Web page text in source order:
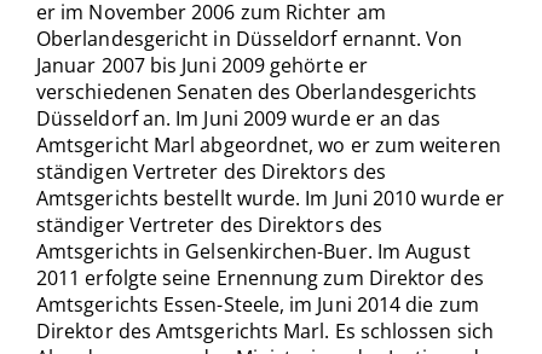
er im November 2006 zum Richter am
Oberlandesgericht in Düsseldorf ernannt. Von
Januar 2007 bis Juni 2009 gehörte er
verschiedenen Senaten des Oberlandesgerichts
Düsseldorf an. Im Juni 2009 wurde er an das
Amtsgericht Marl abgeordnet, wo er zum weiteren
ständigen Vertreter des Direktors des
Amtsgerichts bestellt wurde. Im Juni 2010 wurde er
ständiger Vertreter des Direktors des
Amtsgerichts in Gelsenkirchen-Buer. Im August
2011 erfolgte seine Ernennung zum Direktor des
Amtsgerichts Essen-Steele, im Juni 2014 die zum
Direktor des Amtsgerichts Marl. Es schlossen sich